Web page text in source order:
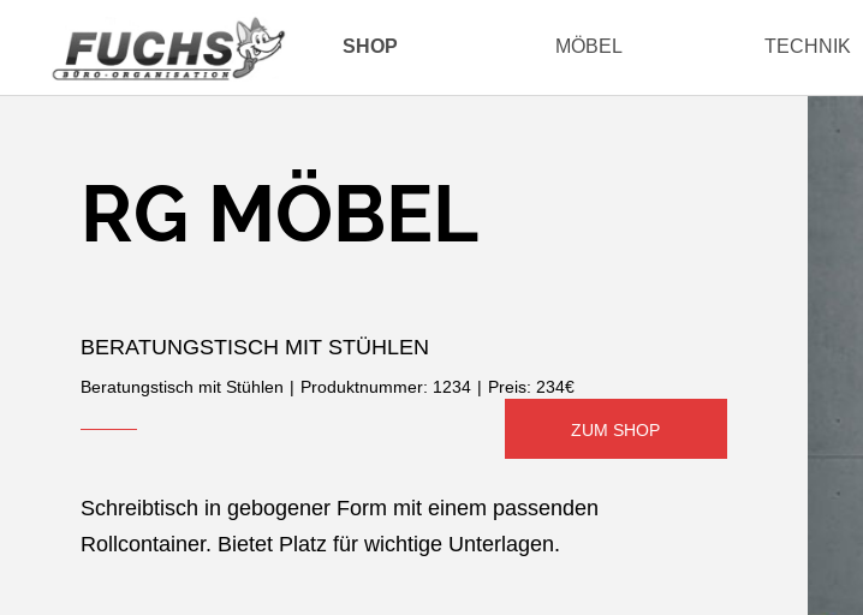
SHOP MÖBEL TECHNIK
RG MÖBEL
BERATUNGSTISCH MIT STÜHLEN
Beratungstisch mit Stühlen | Produktnummer: 1234 | Preis: 234€
ZUM SHOP
Schreibtisch in gebogener Form mit einem passenden
Rollcontainer. Bietet Platz für wichtige Unterlagen.